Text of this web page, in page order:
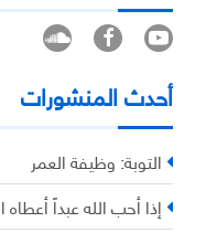
أحدث المنشورات
التوبة: وظيفة العمر
إذا أحب الله عبداً أعطاه